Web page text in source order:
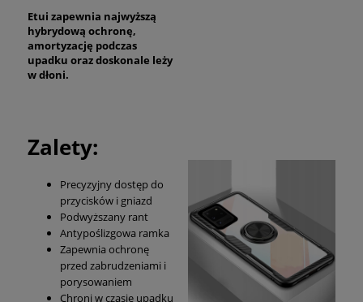
Etui zapewnia najwyższą
hybrydową ochronę,
amortyzację podczas
upadku orazdoskonale leży
w dłoni.
Zalety:
Precyzyjny dostęp do
przycisków i gniazd
Podwyższany rant
Antypoślizgowa ramka
Zapewnia ochronę
przed zabrudzeniami i
porysowaniem
Chroni w czasie upadku